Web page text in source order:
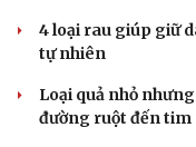
4 loại rau giúp giữ
tự nhiên
Loại quả nhỏ
đường ruột đến tim